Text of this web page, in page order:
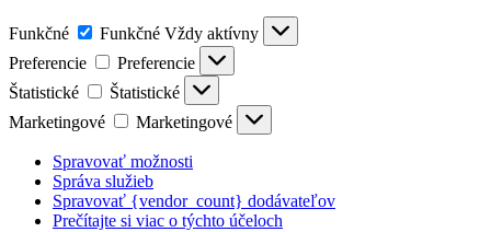
Funkčné Funkčné Vždy aktívny
Preferencie
Preferencie
Štatistické
Štatistické
Marketingové
Marketingové
Spravovať možnosti
Správa služieb
Spravovať {vendor_count} dodávateľov
Prečítajte si viac o týchto účeloch